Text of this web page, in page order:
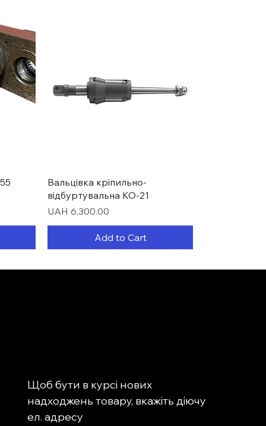
Quick View
Вальцівка кріпильно-
відбуртувальна КО-21
Price
UAH 6,300.00
Add to Cart
Quick View
Quick View
Quick View
Щоб бути в курсі нових
надходжень товару, вкажіть діючу
ел. адресу